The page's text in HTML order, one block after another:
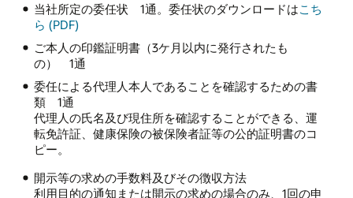
当社所定の委任状 1通。委任状のダウンロードはこち
ら (PDF)
ご本人の印鑑証明書（3ケ月以内に発行されたも
の） 1通
委任による代理人本人であることを確認するための書
類 1通
代理人の氏名及び現住所を確認することができる、運
転免許証、健康保険の被保険者証等の公的証明書のコ
ピー。
開示等の求めの手数料及びその徴収方法
利用目的の通知または開示の求めの場合のみ、1回の申